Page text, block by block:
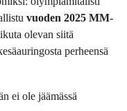
vuoden 2025 MM-
olevan siitä
perheensä
ei ole jäämässä